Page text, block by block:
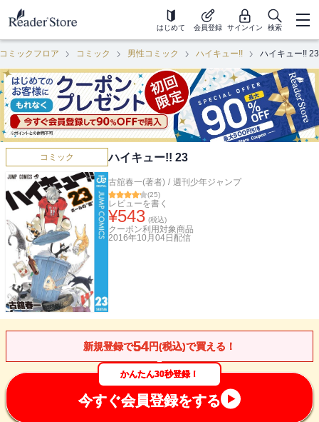
はじめて 会員登録 サインイン 検索
コミックフロア コミック 男性コミック ハイキュー!! ハイキュー!! 23
コミック ハイキュー!! 23
古舘春一(著者) / 週刊少年ジャンプ
(25)
レビューを書く
¥543 (税込)
クーポン利用対象商品
2016年10月04日 配信
新規登録で54円(税込)で買える！
かんたん30秒登録！
今すぐ会員登録をする